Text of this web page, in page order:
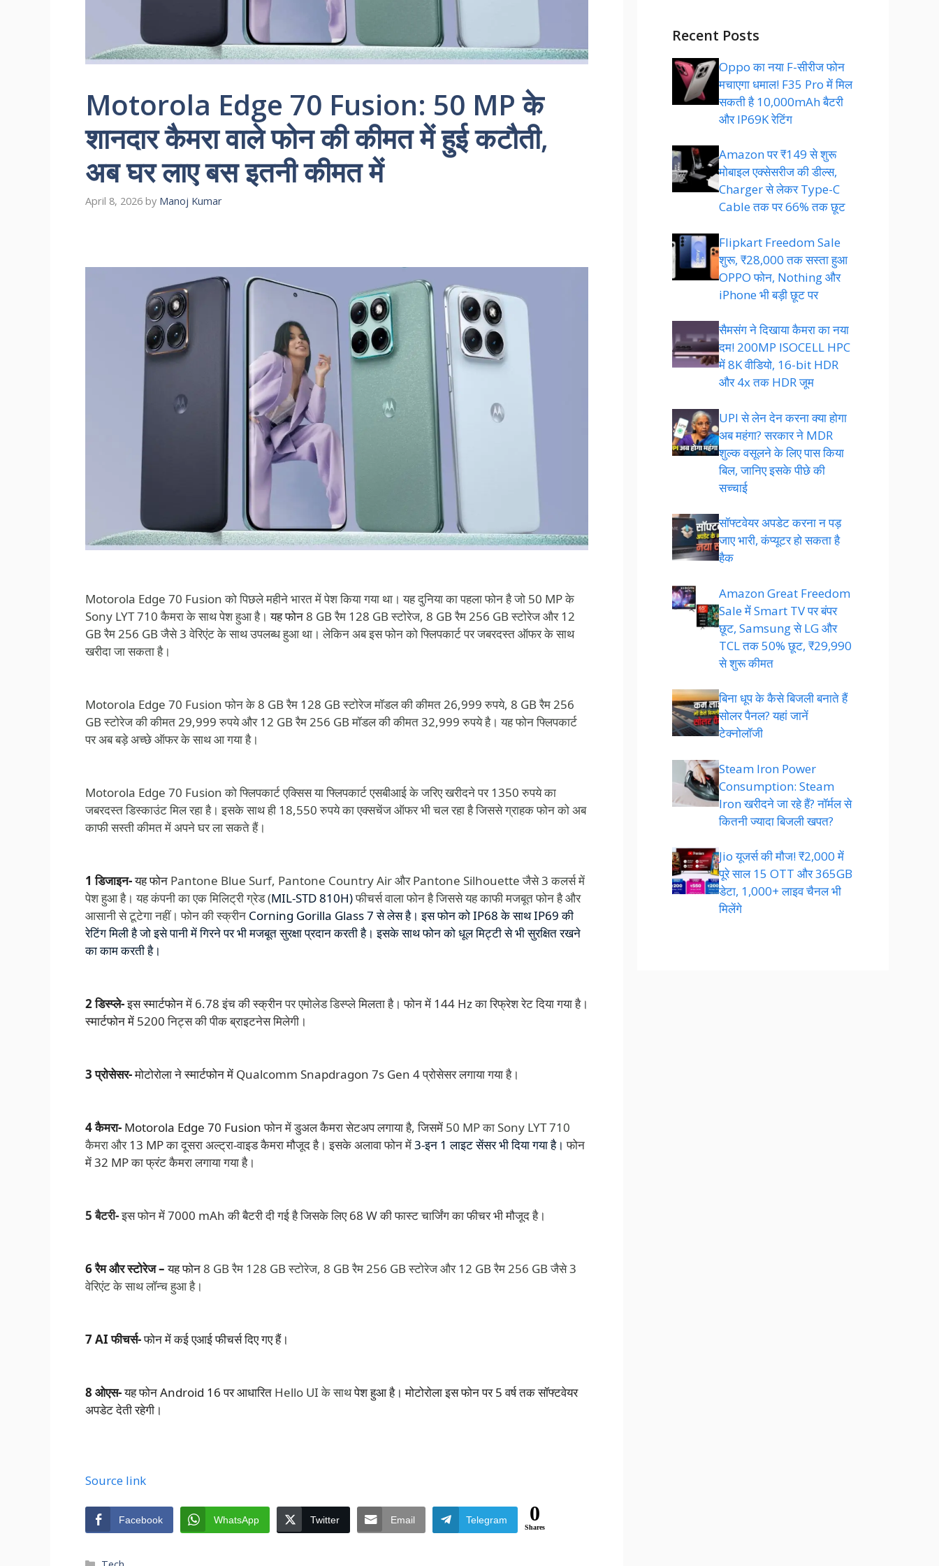
Motorola Edge 70 Fusion: 50 MP के
शानदार कैमरा वाले फोन की कीमत में हुई कटौती,
अब घर लाए बस इतनी कीमत में
April 8, 2026 by Manoj Kumar
Motorola Edge 70 Fusion को पिछले महीने भारत में पेश किया गया था। यह दुनिया का पहला फोन है जो 50 MP के
Sony LYT 710 कैमरा के साथ पेश हुआ है।यह फोन8 GB रैम 128 GB स्टोरेज, 8 GB रैम 256 GB स्टोरेज और 12
GB रैम 256 GB जैसे 3 वेरिएंट के साथ उपलब्ध हुआ था। लेकिन अब इस फोन को फ्लिपकार्ट पर जबरदस्त ऑफर के साथ
खरीदा जा सकता है।
Motorola Edge 70 Fusion फोन के 8 GB रैम 128 GB स्टोरेज मॉडल की कीमत 26,999 रुपये, 8 GB रैम 256
GB स्टोरेज की कीमत 29,999 रुपये और 12 GB रैम 256 GB मॉडल की कीमत 32,999 रुपये है। यह फोन फ्लिपकार्ट
पर अब बड़े अच्छे ऑफर के साथ आ गया है।
Motorola Edge 70 Fusion को फ्लिपकार्ट एक्सिस या फ्लिपकार्ट एसबीआई के जरिए खरीदने पर 1350 रुपये का
जबरदस्त डिस्काउंट मिल रहा है। इसके साथ ही 18,550 रुपये का एक्सचेंज ऑफर भी चल रहा है जिससे ग्राहक फोन को अब
काफी सस्ती कीमत में अपने घर ला सकते हैं।
1 डिजाइन-यह फोन Pantone Blue Surf, Pantone Country Air और Pantone Silhouette जैसे 3 कलर्स में
पेश हुआ है। यह कंपनी का एक मिलिट्री ग्रेड (MIL-STD 810H)फीचर्स वाला फोन है जिससे यह काफी मजबूत फोन है और
आसानी से टूटेगा नहीं। फोन की स्क्रीन Corning Gorilla Glass 7 से लेस है। इस फोन को IP68 के साथ IP69 की
रेटिंग मिली है जो इसे पानी में गिरने पर भी मजबूत सुरक्षा प्रदान करती है। इसके साथ फोन को धूल मिट्टी से भी सुरक्षित रखने
का काम करती है।
2 डिस्प्ले-इस स्मार्टफोनमें 6.78 इंच की स्क्रीनपर एमोलेड डिस्प्लेमिलता है। फोन में 144 Hz का रिफ्रेश रेट दिया गया है।
स्मार्टफोन में 5200 निट्स की पीक ब्राइटनेस मिलेगी।
3 प्रोसेसर-मोटोरोला ने स्मार्टफोन में Qualcomm Snapdragon 7s Gen 4 प्रोसेसर लगाया गया है।
4 कैमरा- Motorola Edge 70 Fusionफोन में डुअल कैमरा सेटअप लगाया है, जिसमें 50 MP का Sony LYT 710
कैमरा और13 MP का दूसरा अल्ट्रा-वाइड कैमरा मौजूद है। इसके अलावा फोन में3-इन 1 लाइट सेंसर भी दिया गया है। फोन
में 32 MP का फ्रंट कैमरा लगाया गया है।
5 बैटरी-इस फोन में 7000 mAh की बैटरी दी गई है जिसके लिए 68 W की फास्ट चार्जिंग का फीचर भी मौजूद है।
6 रैम और स्टोरेज –यह फोन8 GB रैम 128 GB स्टोरेज, 8 GB रैम 256 GB स्टोरेज और 12 GB रैम 256 GB जैसे 3
वेरिएंट के साथ लॉन्च हुआ है।
7 AI फीचर्स-फोन में कई एआई फीचर्स दिए गए हैं।
8 ओएस-यह फोन Android 16 पर आधारित Hello UI के साथपेश हुआ है। मोटोरोला इस फोन पर 5 वर्ष तक सॉफ्टवेयर
अपडेट देती रहेगी।
Source link
Facebook WhatsApp Twitter Email Telegram 0
Shares
Recent Posts
Oppo का नया F-सीरीज फोन
मचाएगा धमाल! F35 Pro में मिल
सकती है 10,000mAh बैटरी
और IP69K रेटिंग
Amazon पर ₹149 से शुरू
मोबाइल एक्सेसरीज की डील्स,
Charger से लेकर Type-C
Cable तक पर 66% तक छूट
Flipkart Freedom Sale
शुरू, ₹28,000 तक सस्ता हुआ
OPPO फोन, Nothing और
iPhone भी बड़ी छूट पर
सैमसंग ने दिखाया कैमरा का नया
दम! 200MP ISOCELL HPC
में 8K वीडियो, 16-bit HDR
और 4x तक HDR जूम
UPI से लेन देन करना क्या होगा
अब महंगा? सरकार ने MDR
शुल्क वसूलने के लिए पास किया
बिल, जानिए इसके पीछे की
सच्चाई
सॉफ्टवेयर अपडेट करना न पड़
जाए भारी, कंप्यूटर हो सकता है
हैक
Amazon Great Freedom
Sale में Smart TV पर बंपर
छूट, Samsung से LG और
TCL तक 50% छूट, ₹29,990
से शुरू कीमत
बिना धूप के कैसे बिजली बनाते हैं
सोलर पैनल? यहां जानें
टेक्नोलॉजी
Steam Iron Power
Consumption: Steam
Iron खरीदने जा रहे हैं? नॉर्मल से
कितनी ज्यादा बिजली खपत?
Jio यूजर्स की मौज! ₹2,000 में
पूरे साल 15 OTT और 365GB
डेटा, 1,000+ लाइव चैनल भी
मिलेंगे